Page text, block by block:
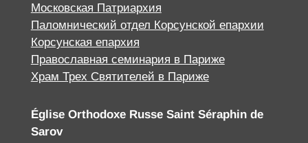
Московская Патриархия
Паломнический отдел Корсунской епархии
Корсунская епархия
Православная семинария в Париже
Храм Трех Святителей в Париже
Église Orthodoxe Russe Saint Séraphin de
Sarov